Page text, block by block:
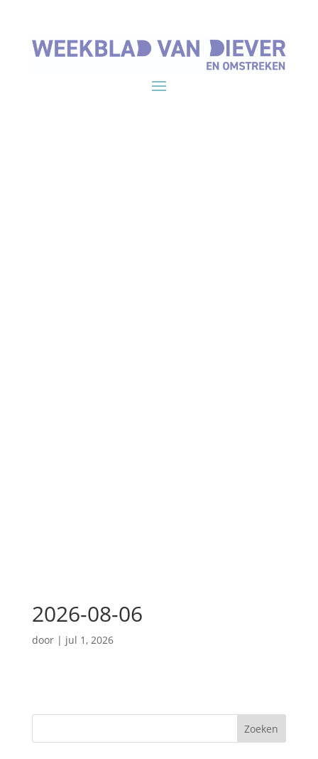
2026-08-06
door | jul 1, 2026
Zoeken